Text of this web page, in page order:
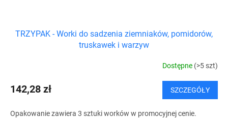
TRZYPAK - Worki do sadzenia ziemniaków, pomidorów,
truskawek i warzyw
Dostępne (>5 szt)
142,28 zł SZCZEGÓŁY
Opakowanie zawiera 3 sztuki worków w promocyjnej cenie.